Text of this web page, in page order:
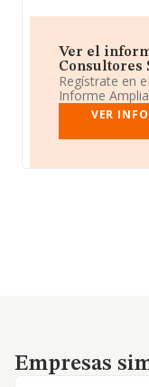
Ver el
Consultores
Regístrate en
Informe
VER
Empresas similares
Empresas